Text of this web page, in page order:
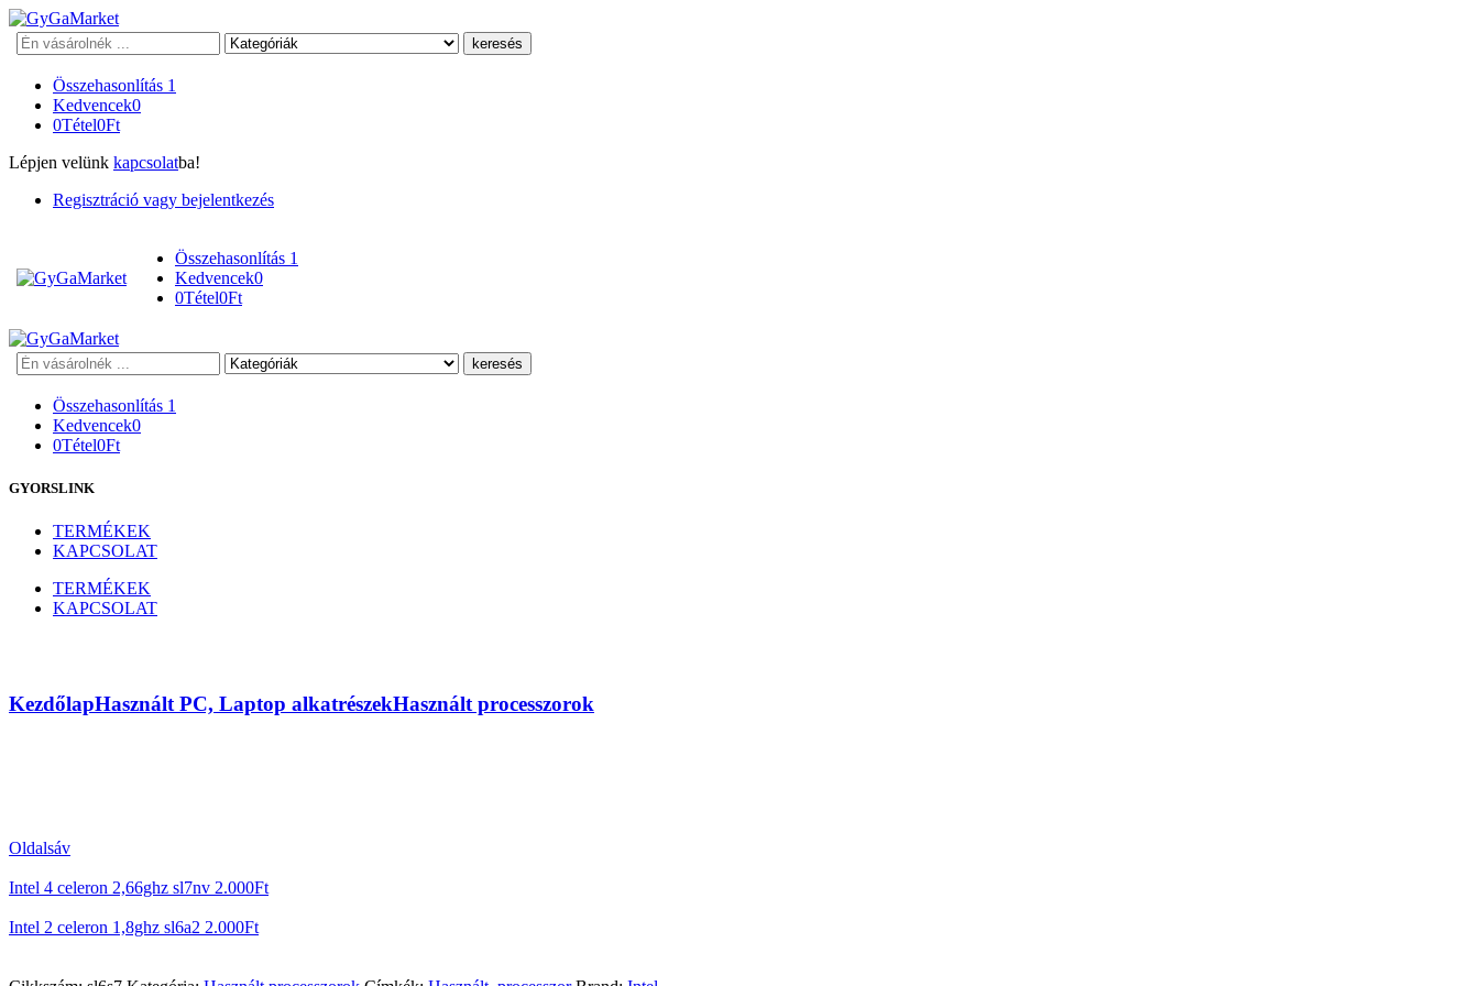
Keresés
Összehasonlítás 1
Kedvencek0
0Tétel0Ft
Lépjen velünk kapcsolatba!
Regisztráció vagy bejelentkezés
Összehasonlítás 1
Kedvencek0
0Tétel0Ft
Keresés
Összehasonlítás 1
Kedvencek0
0Tétel0Ft
GYORSLINK
TERMÉKEK
KAPCSOLAT
TERMÉKEK
KAPCSOLAT
KezdőlapHasznált PC, Laptop alkatrészekHasznált processzorok
Oldalsáv
Intel 4 celeron 2,66ghz sl7nv 2.000Ft
Intel 2 celeron 1,8ghz sl6a2 2.000Ft